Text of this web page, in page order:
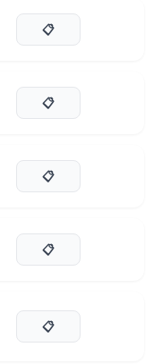
📋
📋
📋
📋
📋